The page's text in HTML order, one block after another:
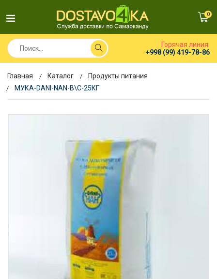
0
Горячая линия:
+998 (99) 419-78-86
Главная Каталог
Продукты питания
МУКА-DANI-NAN-В\С-25КГ